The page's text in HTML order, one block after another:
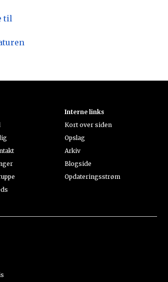
til
Interne links
Kort over siden
Opslag
Arkiv
Blogside
Opdateringsstrøm